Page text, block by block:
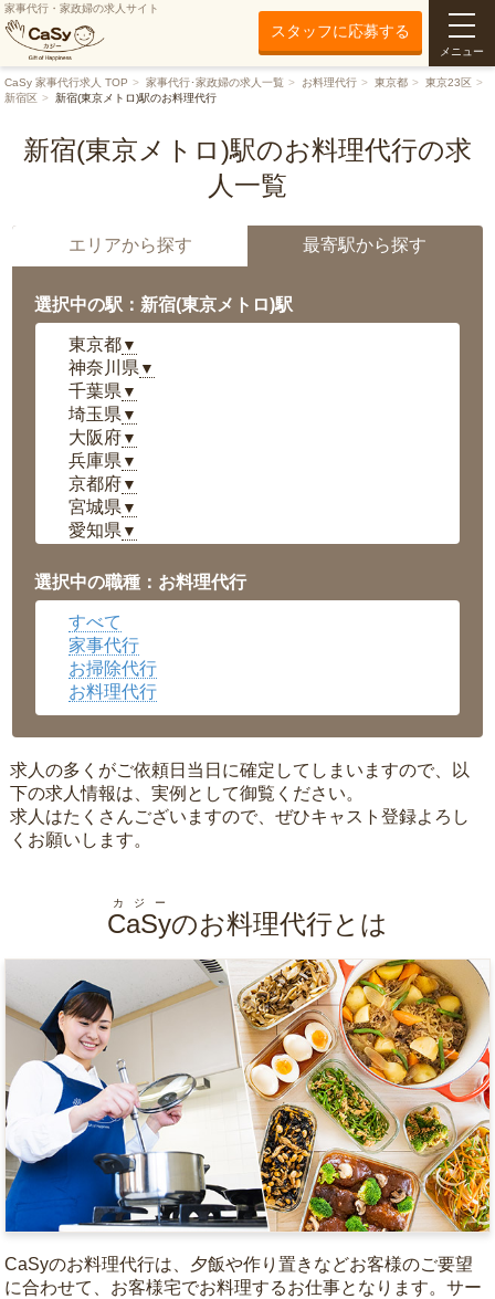
家事代行・家政婦の求人サイト
スタッフに応募する
メニュー
CaSy 家事代行求人 TOP 家事代行･家政婦の求人一覧 お料理代行 東京都
東京23区
新宿区
新宿(東京メトロ)駅のお料理代行
新宿(東京メトロ)駅のお料理代行の求
人一覧
エリアから探す 最寄駅から探す
選択中の駅：新宿(東京メトロ)駅
東京都▼
神奈川県 ▼
千葉県 ▼
埼玉県 ▼
大阪府▼
兵庫県 ▼
京都府▼
宮城県 ▼
愛知県 ▼
岡山県▼
広島県▼
沖縄県
選択中の職種：お料理代行
すべて
家事代行
お掃除代行
お料理代行
求人の多くがご依頼日当日に確定してしまいますので、以
下の求人情報は、実例として御覧ください。
求人はたくさんございますので、ぜひキャスト登録よろし
くお願いします。
CaSy
カジー
のお料理代行とは
CaSyのお料理代行は、夕飯や作り置きなどお客様のご要望
に合わせて、お客様宅でお料理するお仕事となります。サー